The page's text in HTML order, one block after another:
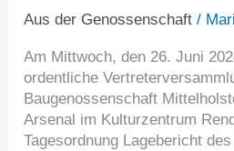
Aus der Genossenschaft /
Am Mittwoch, den 26. Juni
ordentliche
Baugenossenschaft
Arsenal im Kulturzentrum
Tagesordnung Lagebericht